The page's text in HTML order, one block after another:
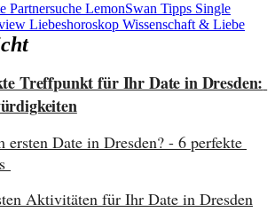
Partnersuche LemonSwan Tipps Single
Liebeshoroskop Wissenschaft & Liebe
Treffpunkt für Ihr Date in Dresden:
ersten Date in Dresden? - 6 perfekte
Aktivitäten für Ihr Date in Dresden